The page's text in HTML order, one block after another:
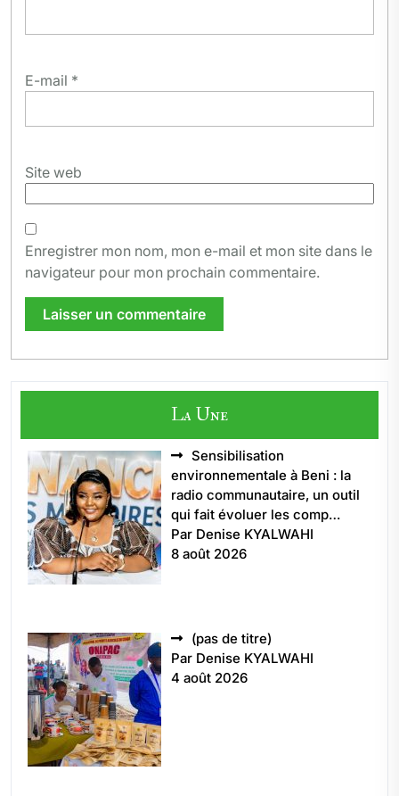
E-mail *
Site web
Enregistrer mon nom, mon e-mail et mon site dans le
navigateur pour mon prochain commentaire.
La Une
Sensibilisation
environnementale à Beni : la
radio communautaire, un outil
qui fait évoluer les comp…
Par Denise KYALWAHI
8 août 2026
(pas de titre)
5496
Par Denise KYALWAHI
4 août 2026